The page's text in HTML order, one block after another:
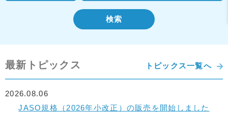
検索
最新トピックス トピックス一覧へ
JASO規格（2026年小改正）の販売を開始しました
2026.08.06